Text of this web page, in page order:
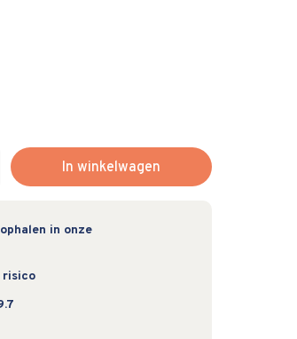
In winkelwagen
in onze
risico